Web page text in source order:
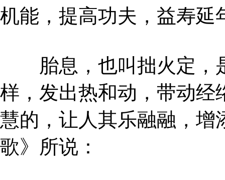
机能，提高功夫，益寿延
胎息，也叫拙火定，
样，发出热和动，带动经
慧的，让人其乐融融，增
歌》所说：